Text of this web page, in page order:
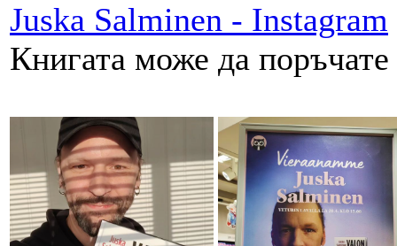
Juska Salminen - Instagram
Книгата може да